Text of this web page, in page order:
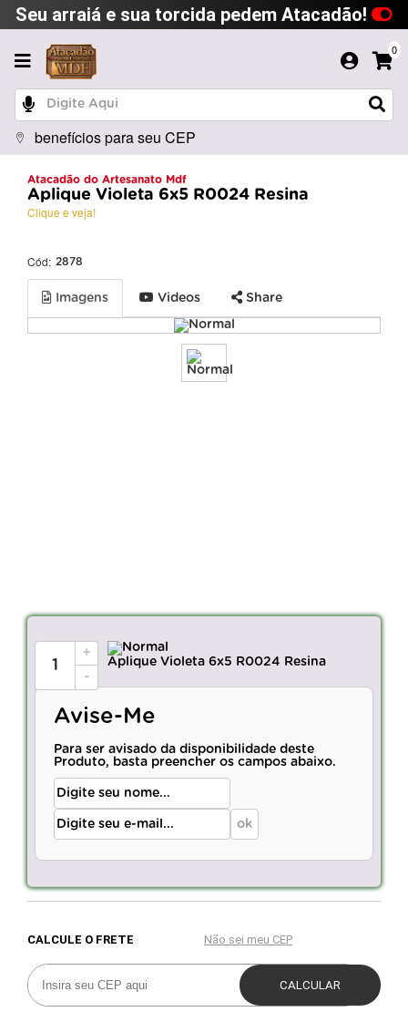
Seu arraiá e sua torcida pedem Atacadão!
0
benefícios para seu CEP
Atacadão do Artesanato Mdf
Aplique Violeta 6x5 R0024 Resina
Clique e veja!
Cód: 2878
Imagens Videos Share
+
-
Aplique Violeta 6x5 R0024 Resina
Avise-Me
Para ser avisado da disponibilidade deste
Produto, basta preencher os campos abaixo.